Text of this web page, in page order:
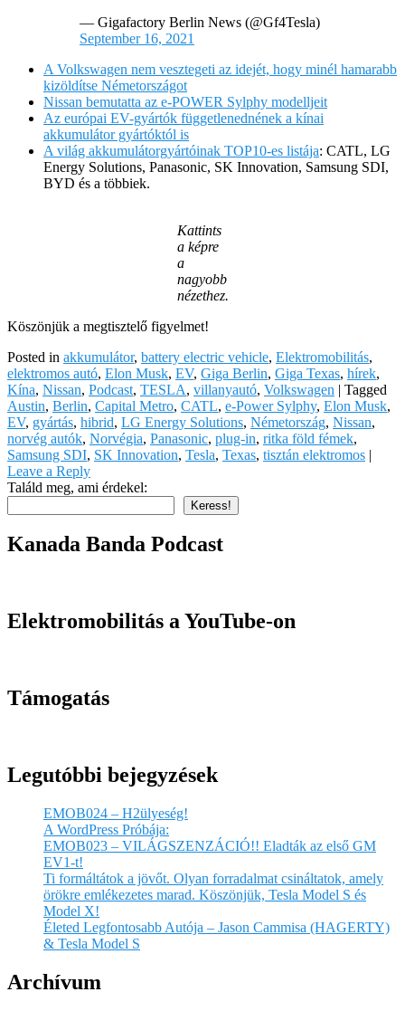
— Gigafactory Berlin News (@Gf4Tesla)
September 16, 2021
A Volkswagen nem vesztegeti az idejét, hogy minél hamarabb
kizöldítse Németországot
Nissan bemutatta az e-POWER Sylphy modelljeit
Az európai EV-gyártók függetlenednének a kínai
akkumulátor gyártóktól is
A világ akkumulátorgyártóinak TOP10-es listája: CATL, LG
Energy Solutions, Panasonic, SK Innovation, Samsung SDI,
BYD és a többiek.
Kattints
a képre
a
nagyobb
nézethez.
Köszönjük a megtisztelő figyelmet!
Posted in akkumulátor, battery electric vehicle, Elektromobilitás,
elektromos autó, Elon Musk, EV, Giga Berlin, Giga Texas, hírek,
Kína, Nissan, Podcast, TESLA, villanyautó, Volkswagen | Tagged
Austin, Berlin, Capital Metro, CATL, e-Power Sylphy, Elon Musk,
EV, gyártás, hibrid, LG Energy Solutions, Németország, Nissan,
norvég autók, Norvégia, Panasonic, plug-in, ritka föld fémek,
Samsung SDI, SK Innovation, Tesla, Texas, tisztán elektromos |
Leave a Reply
Találd meg, ami érdekel:
Keress!
Kanada Banda Podcast
Elektromobilitás a YouTube-on
Támogatás
Legutóbbi bejegyzések
EMOB024 – H2ülyeség!
A WordPress Próbája:
EMOB023 – VILÁGSZENZÁCIÓ!! Eladták az első GM
EV1-t!
Ti formáltátok a jövőt. Olyan forradalmat csináltatok, amely
örökre emlékezetes marad. Köszönjük, Tesla Model S és
Model X!
Életed Legfontosabb Autója – Jason Cammisa (HAGERTY)
& Tesla Model S
Archívum